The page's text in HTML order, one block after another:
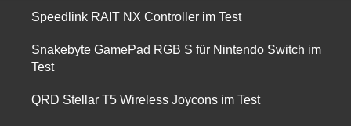
Speedlink RAIT NX Controller im Test
Snakebyte GamePad RGB S für Nintendo Switch im
Test
QRD Stellar T5 Wireless Joycons im Test